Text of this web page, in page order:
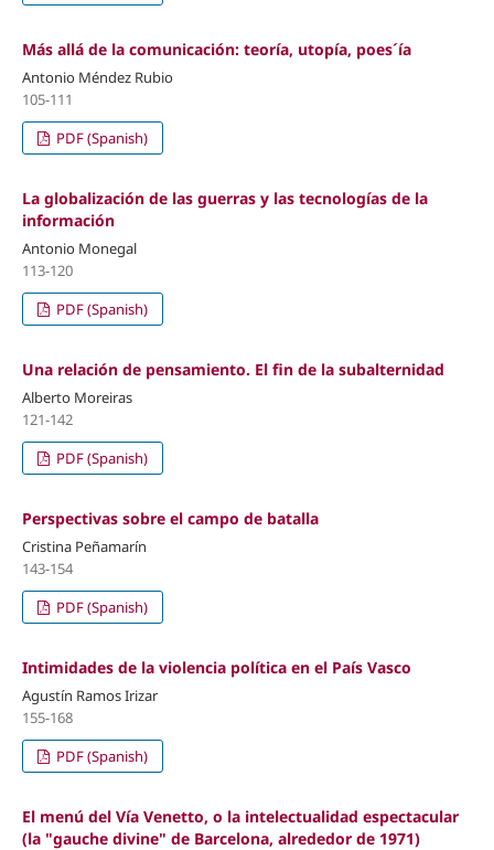
Más allá de la comunicación: teoría, utopía, poes´ía
Antonio Méndez Rubio
105-111
PDF (Spanish)
La globalización de las guerras y las tecnologías de la
información
Antonio Monegal
113-120
PDF (Spanish)
Una relación de pensamiento. El fin de la subalternidad
Alberto Moreiras
121-142
PDF (Spanish)
Perspectivas sobre el campo de batalla
Cristina Peñamarín
143-154
PDF (Spanish)
Intimidades de la violencia política en el País Vasco
Agustín Ramos Irizar
155-168
PDF (Spanish)
El menú del Vía Venetto, o la intelectualidad espectacular
(la "gauche divine" de Barcelona, alrededor de 1971)